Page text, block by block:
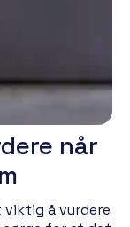
når
viktig å vurdere